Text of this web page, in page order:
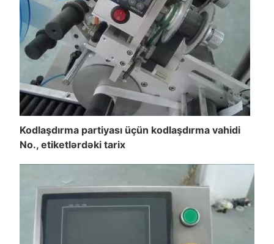
Kodlaşdırma partiyası üçün kodlaşdırma vahidi
No., etiketlərdəki tarix